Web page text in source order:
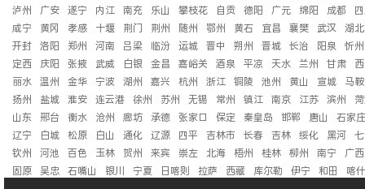
泸州
广安 遂宁 内江 南充 乐山 攀枝花 自贡 德阳 广元 绵阳 成都
咸宁
黄冈 孝感 十堰 荆门 荆州 随州 鄂州 黄石 宜昌 襄樊 武汉 湖北
开封 洛阳 郑州 河南 吕梁 临汾 运城 晋中 朔州 晋城 长治 阳泉 忻州
定西
庆阳 张掖 武威 白银 金昌 嘉峪关 酒泉 平凉 天水 兰州 甘肃
丽水 温州 金华 宁波 湖州 嘉兴 杭州 浙江 铜陵 池州 黄山 宣城
马
扬州
盐城 淮安 连云港 徐州 苏州 无锡 常州 镇江 南京 江苏 滨州
山东
邢台 衡水 沧州 廊坊 承德 张家口 保定 秦皇岛 邯郸 唐山
石家庄
辽宁
白城 松原 白山 通化 辽源 四平 吉林市 长春 吉林 绥化 黑河
钦州
河池 百色 玉林 贺州 来宾 崇左 北海 梧州 桂林 柳州 南宁
广西
固原
吴忠 石嘴山 银川 宁夏 日喀则 拉萨 西藏 库尔勒 伊宁 和田 喀什